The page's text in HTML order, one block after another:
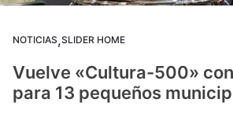
NOTICIAS,SLIDER HOME
Vuelve «Cultura-500»
para 13 pequeños